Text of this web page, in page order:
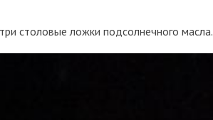
столовые ложки подсолнечного масла.